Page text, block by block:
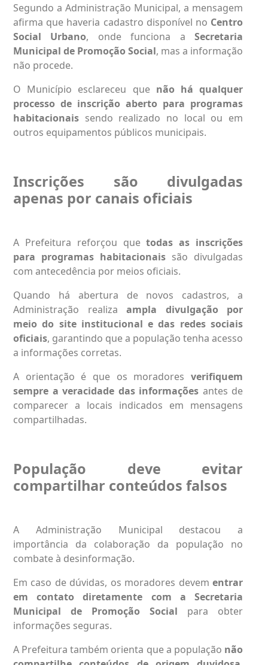
Segundo a Administração Municipal, a mensagem
afirma que haveria cadastro disponível no Centro
Social Urbano, onde funciona aSecretaria
Municipal de Promoção Social, mas a informação
não procede.
O Município esclareceu que não há qualquer
processo de inscrição aberto para programas
habitacionais sendo realizado no local ou em
outros equipamentos públicos municipais.
Inscrições são divulgadas
apenas por canais oficiais
A Prefeitura reforçou quetodas as inscrições
para programas habitacionais são divulgadas
com antecedência por meios oficiais.
Quando há abertura de novos cadastros, a
Administração realiza ampla divulgação por
meio do site institucional e das redes sociais
oficiais, garantindo que a população tenha acesso
a informações corretas.
A orientação é que os moradores verifiquem
sempre a veracidade das informações antes de
comparecer a locais indicados em mensagens
compartilhadas.
População deve evitar
compartilhar conteúdos falsos
A Administração Municipal destacou a
importância da colaboração da população no
combate à desinformação.
Em caso de dúvidas, os moradores devem entrar
em contato diretamente com a Secretaria
Municipal de Promoção Social para obter
informações seguras.
A Prefeitura também orienta que a população não